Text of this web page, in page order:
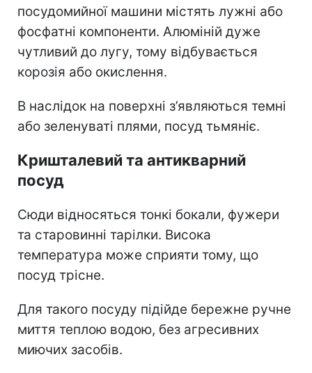
посудомийної машини містять лужні або
фосфатні компоненти. Алюміній дуже
чутливий до лугу, тому відбувається
корозія або окислення.
В наслідок на поверхні з’являються темні
або зеленуваті плями, посуд тьмяніє.
Кришталевий та антикварний
посуд
Сюди відносяться тонкі бокали, фужери
та старовинні тарілки. Висока
температура може сприяти тому, що
посуд трісне.
Для такого посуду підійде бережне ручне
миття теплою водою, без агресивних
миючих засобів.